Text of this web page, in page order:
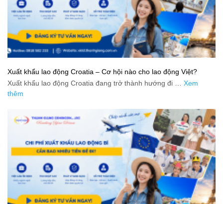
Xuất khẩu lao động Croatia – Cơ hội nào cho lao động Việt?
Xuất khẩu lao động Croatia đang trở thành hướng đi … Xem
thêm